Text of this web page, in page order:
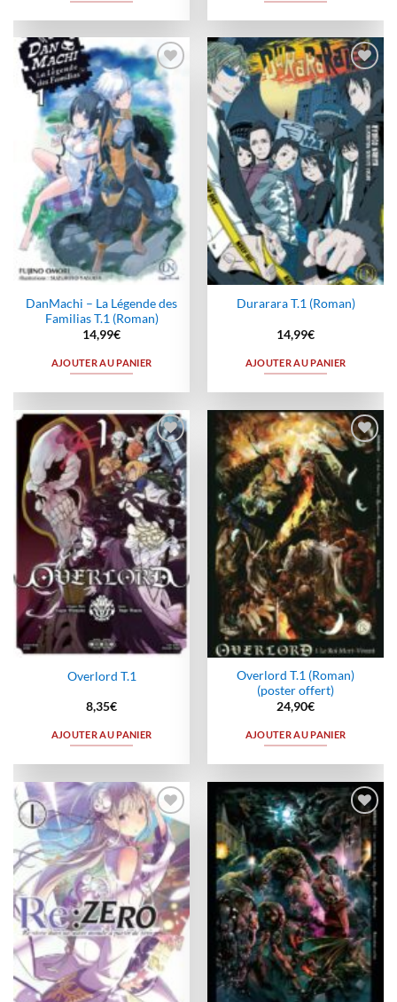
Ajouter
à la
wishlist
DanMachi – La Légende des
Familias T.1 (Roman)
14,99€
AJOUTER AU PANIER
Ajouter
à la
wishlist
Durarara T.1 (Roman)
14,99€
AJOUTER AU PANIER
Ajouter
à la
wishlist
Overlord T.1
8,35€
AJOUTER AU PANIER
Ajouter
à la
wishlist
Overlord T.1 (Roman)
(poster offert)
24,90€
AJOUTER AU PANIER
Ajouter
à la
wishlist
Ajouter
à la
wishlist